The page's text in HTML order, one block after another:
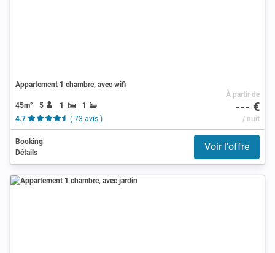
Appartement 1 chambre, avec wifi
45m² 5 1
1
4.7
( 73 avis )
À partir de
--- €
/ nuit
Booking
Détails
Voir l'offre